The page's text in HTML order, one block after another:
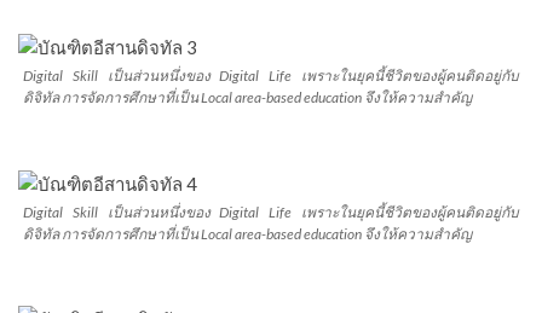
Digital Skill เป็นส่วนหนึ่งของ Digital Life เพราะในยุคนี้ชีวิตของผู้คนติดอยู่กับ
ดิจิทัล การจัดการศึกษาที่เป็น Local area-based education จึงให้ความสำคัญ
Digital Skill เป็นส่วนหนึ่งของ Digital Life เพราะในยุคนี้ชีวิตของผู้คนติดอยู่กับ
ดิจิทัล การจัดการศึกษาที่เป็น Local area-based education จึงให้ความสำคัญ